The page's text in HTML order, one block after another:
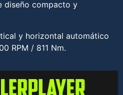
diseño compacto y
y horizontal automático
RPM / 811 Nm.